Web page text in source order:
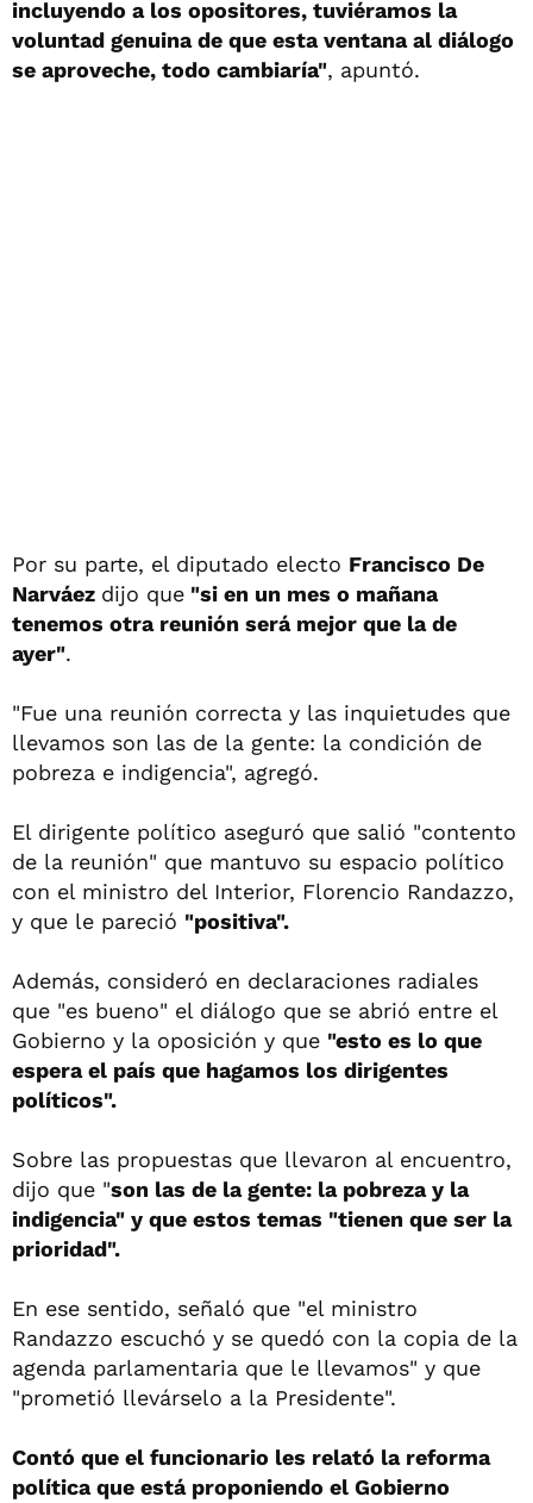
incluyendo a los opositores, tuviéramos la
voluntad genuina de que esta ventana al diálogo
se aproveche, todo cambiaría", apuntó.
Por su parte, el diputado electo Francisco De
Narváez dijo que "si en un mes o mañana
tenemos otra reunión será mejor que la de
ayer".
"Fue una reunión correcta y las inquietudes que
llevamos son las de la gente: la condición de
pobreza e indigencia", agregó.
El dirigente político aseguró que salió "contento
de la reunión" que mantuvo su espacio político
con el ministro del Interior, Florencio Randazzo,
y que le pareció "positiva".
Además, consideró en declaraciones radiales
que "es bueno" el diálogo que se abrió entre el
Gobierno y la oposición y que "esto es lo que
espera el país que hagamos los dirigentes
políticos".
Sobre las propuestas que llevaron al encuentro,
dijo que "son las de la gente: la pobreza y la
indigencia" y que estos temas "tienen que ser la
prioridad".
En ese sentido, señaló que "el ministro
Randazzo escuchó y se quedó con la copia de la
agenda parlamentaria que le llevamos" y que
"prometió llevárselo a la Presidente".
Contó que el funcionario les relató la reforma
política que está proponiendo el Gobierno